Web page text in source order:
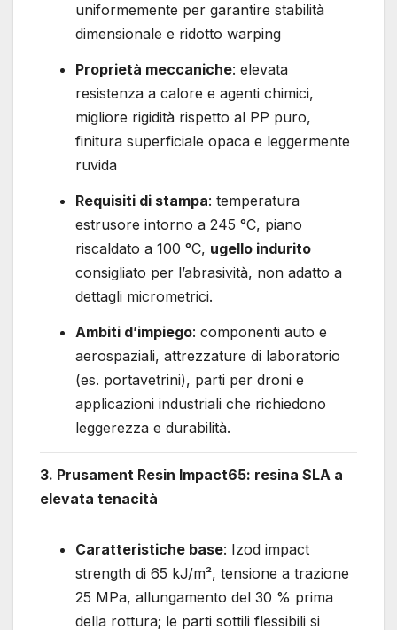
uniformemente per garantire stabilità
dimensionale e ridotto warping
Proprietà meccaniche: elevata
resistenza a calore e agenti chimici,
migliore rigidità rispetto al PP puro,
finitura superficiale opaca e leggermente
ruvida
Requisiti di stampa: temperatura
estrusore intorno a 245 °C, piano
riscaldato a 100 °C, ugello indurito
consigliato per l’abrasività, non adatto a
dettagli micrometrici.
Ambiti d’impiego: componenti auto e
aerospaziali, attrezzature di laboratorio
(es. portavetrini), parti per droni e
applicazioni industriali che richiedono
leggerezza e durabilità.
3. Prusament Resin Impact65: resina SLA a
elevata tenacità
Caratteristiche base: Izod impact
strength di 65 kJ/m², tensione a trazione
25 MPa, allungamento del 30 % prima
della rottura; le parti sottili flessibili si